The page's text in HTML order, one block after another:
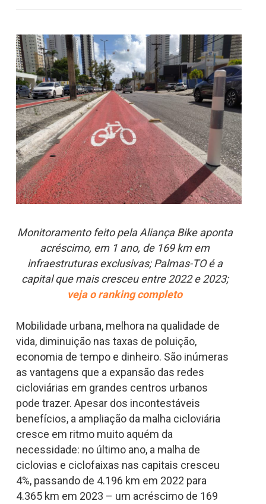
Monitoramento feito pela Aliança Bike aponta
acréscimo, em 1 ano, de 169 km em
infraestruturas exclusivas; Palmas-TO é a
capital que mais cresceu entre 2022 e 2023;
veja o ranking completo
Mobilidade urbana, melhora na qualidade de
vida, diminuição nas taxas de poluição,
economia de tempo e dinheiro. São inúmeras
as vantagens que a expansão das redes
cicloviárias em grandes centros urbanos
pode trazer. Apesar dos incontestáveis
benefícios, a ampliação da malha cicloviária
cresce em ritmo muito aquém da
necessidade: no último ano, a malha de
ciclovias e ciclofaixas nas capitais cresceu
4%, passando de 4.196 km em 2022 para
4.365 km em 2023 – um acréscimo de 169